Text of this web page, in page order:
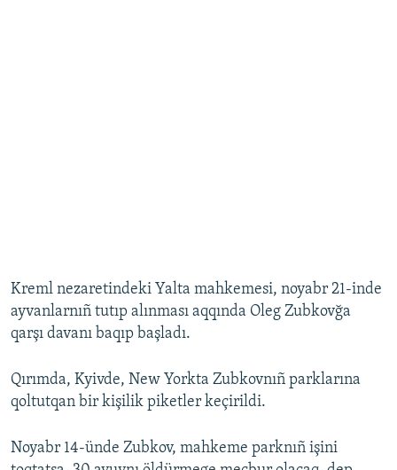
Kreml nezaretindeki Yalta mahkemesi, noyabr 21-inde
ayvanlarnıñ tutıp alınması aqqında Oleg Zubkovğa
qarşı davanı baqıp başladı.
Qırımda, Kyivde, New Yorkta Zubkovnıñ parklarına
qoltutqan bir kişilik piketler keçirildi.
Noyabr 14-ünde Zubkov, mahkeme parknıñ işini